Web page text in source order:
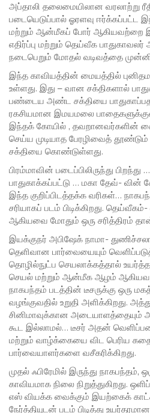
அப்தாலி தலைமையிலான வரலாற்று
படையெடுப்பால் ஓரளவு ஈர்க்கப்பட்ட
மற்றும் ஆன்மீகப் போர் ஆகியவற்றை
எதிர்ப்பு மற்றும் தெய்வீக பாதுகாவலர்
நடைபெறும் மோதல் வடிவத்தை
இந்த காவியத்தின் மையத்தில்
உள்ளது‌. இது – வான சக்திகளால்
பண்டைய அண்ட சக்தியை
ரகசியமான இமயமலை
இந்தக் கோயில் , தவறானவர்களின்
செய்ய முடியாத பேரழிவைத்
சக்தியை கொண்டுள்ளது.
பிரம்மாவின் படைப்பிலிருந்து
பாதுகாக்கப்பட்டு … மகா தேவ்- வின்
இந்த குறிப்பிடத்தக்க வரிகள்…
சரியாகப் படம் பிடிக்கிறது. தெய்வீகம்-
ஆகியவை மோதும் ஒரு சரித்திரம்
இயக்குநர் அபிஷேக் நாமா-
தெளிவான பார்வையையும்
தொழில்நுட்ப செயலாக்கத்தால்
செயல் மற்றும் ஆன்மீக ஆழம்
நாகபந்தம் படத்தின் டீசருக்கு ஒரு
வழங்குவதில் உறுதி அளிக்கிறது.
சினிமாவுக்கான அடையாளத்தையும்
கூட இல்லாமல்… டீசர் அதன்
மற்றும் வாழ்க்கையை விட பெரிய
பார்வையாளர்களை வசீகரிக்கிறது.
முதல் ஃபிரேமில் இருந்து நாகபந்தம்,
காவியமாக நிலை நிறுத்துகிறது.
எஸ் வியக்க வைக்கும் இயற்கைக்
நேர்த்தியுடன் படம் பிடித்து